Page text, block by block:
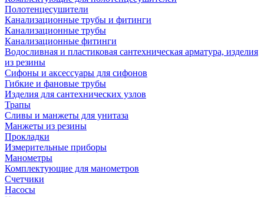
Полотенцесушители
Канализационные трубы и фитинги
Канализационные трубы
Канализационные фитинги
Водосливная и пластиковая сантехническая арматура, изделия
из резины
Сифоны и аксессуары для сифонов
Гибкие и фановые трубы
Изделия для сантехнических узлов
Трапы
Сливы и манжеты для унитаза
Манжеты из резины
Прокладки
Измерительные приборы
Манометры
Комплектующие для манометров
Счетчики
Насосы